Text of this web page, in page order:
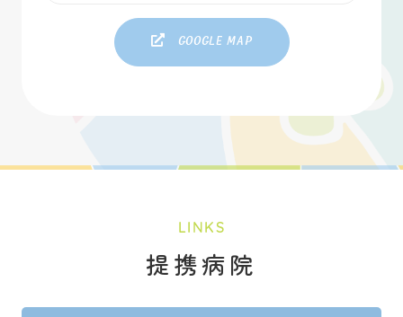
Google map
LINKS
提携病院